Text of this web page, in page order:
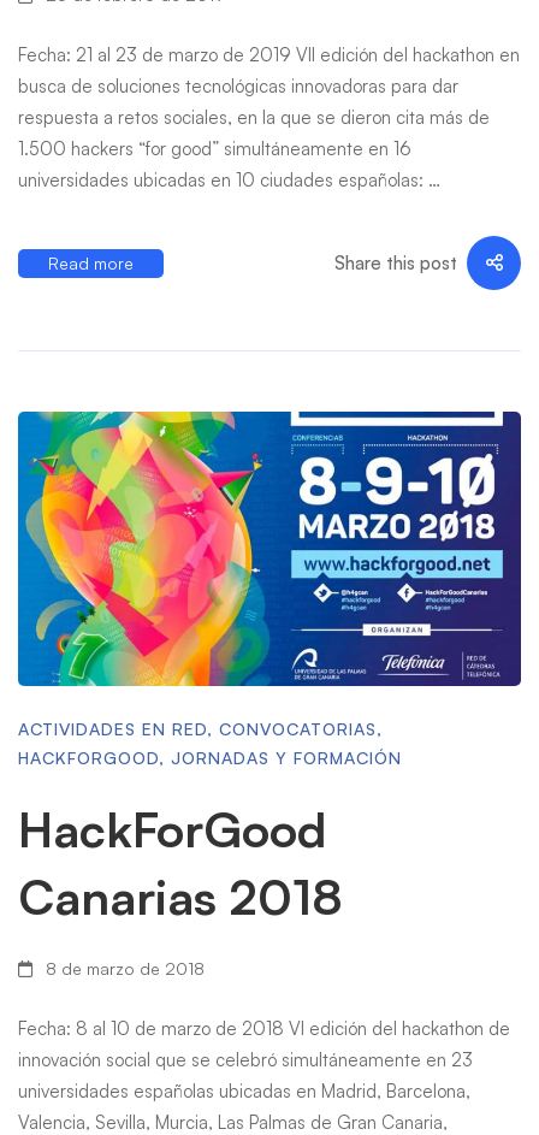
Fecha: 21 al 23 de marzo de 2019 VII edición del hackathon en
busca de soluciones tecnológicas innovadoras para dar
respuesta a retos sociales, en la que se dieron cita más de
1.500 hackers “for good” simultáneamente en 16
universidades ubicadas en 10 ciudades españolas: …
Read more Share this post
ACTIVIDADES EN RED, CONVOCATORIAS,
HACKFORGOOD, JORNADAS Y FORMACIÓN
HackForGood
Canarias 2018
8 de marzo de 2018
Fecha: 8 al 10 de marzo de 2018 VI edición del hackathon de
innovación social que se celebró simultáneamente en 23
universidades españolas ubicadas en Madrid, Barcelona,
Valencia, Sevilla, Murcia, Las Palmas de Gran Canaria,